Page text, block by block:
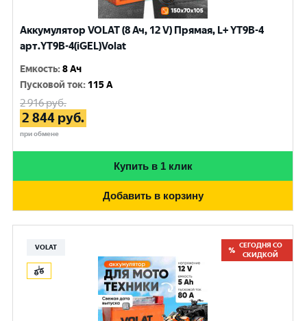
Аккумулятор VOLAT (8 Ач, 12 V) Прямая, L+ YT9B-4
арт.YT9B-4(iGEL)Volat
Емкость:8 Ач
Пусковой ток: 115 A
2 916руб.
2 844 руб.
при обмене
Купить в 1 клик
Добавить в корзину
VOLAT
СЕГОДНЯ СО
СКИДКОЙ